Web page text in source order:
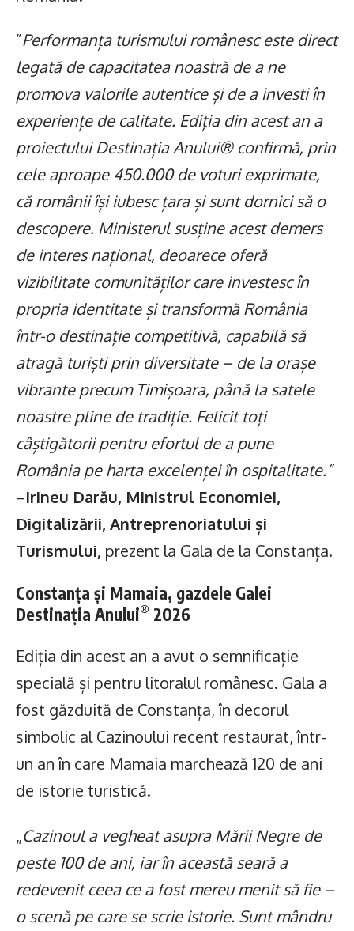
”Performanța turismului românesc este direct
legată de capacitatea noastră de a ne
promova valorile autentice și de a investi în
experiențe de calitate. Ediția din acest an a
proiectului Destinația Anului® confirmă, prin
cele aproape 450.000 de voturi exprimate,
că românii își iubesc țara și sunt dornici să o
descopere. Ministerul susține acest demers
de interes național, deoarece oferă
vizibilitate comunităților care investesc în
propria identitate și transformă România
într-o destinație competitivă, capabilă să
atragă turiști prin diversitate – de la orașe
vibrante precum Timișoara, până la satele
noastre pline de tradiție. Felicit toți
câștigătorii pentru efortul de a pune
România pe harta excelenței în ospitalitate.”
–Irineu Darău, Ministrul Economiei,
Digitalizării, Antreprenoriatului și
Turismului, prezent la Gala de la Constanța.
Constanța și Mamaia, gazdele Galei
Destinația Anului® 2026
Ediția din acest an a avut o semnificație
specială și pentru litoralul românesc. Gala a
fost găzduită de Constanța, în decorul
simbolic al Cazinoului recent restaurat, într-
un an în care Mamaia marchează 120 de ani
de istorie turistică.
„Cazinoul a vegheat asupra Mării Negre de
peste 100 de ani, iar în această seară a
redevenit ceea ce a fost mereu menit să fie –
o scenă pe care se scrie istorie. Sunt mândru